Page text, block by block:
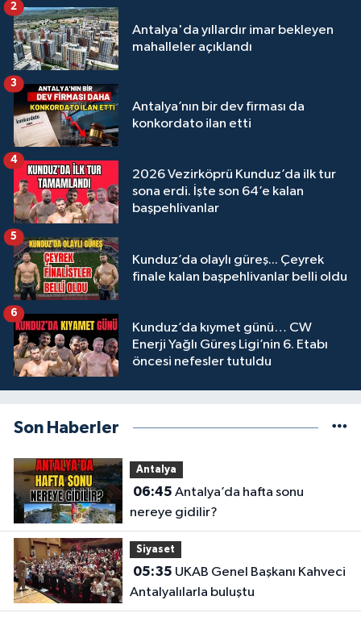
Antalya'da yıllardır imar bekleyen
mahalleler açıklandı
2
Antalya’nın bir dev firması da
konkordato ilan etti
3
2026 Vezirköprü Kunduz’da ilk tur
sona erdi. İşte son 64’e kalan
başpehlivanlar
4
Kunduz’da olaylı güreş... Çeyrek
finale kalan başpehlivanlar belli oldu
5
Kunduz’da kıymet günü… CW
Enerji Yağlı Güreş Ligi’nin 6. Etabı
öncesi nefesler tutuldu
6
Son Haberler
Antalya
06:45
nereye gidilir?
Siyaset
05:35
Antalyalılarla buluştu